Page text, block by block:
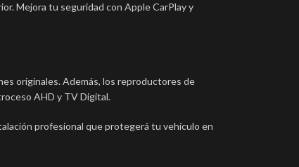
Mejora tu seguridad con Apple CarPlay y
originales. Además, los reproductores de
AHD y TV Digital.
profesional que protegerá tu vehículo en